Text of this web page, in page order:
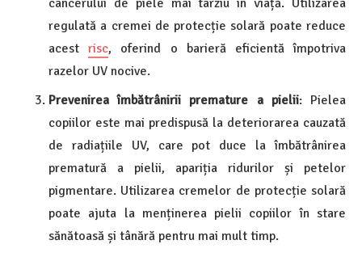
regulată a cremei de protecție solară poate reduce
acestrisc, oferind o barieră eficientă împotriva
razelor UV nocive.
Prevenirea îmbătrânirii premature a pielii: Pielea
copiilor este mai predispusă la deteriorarea cauzată
de radiațiile UV, care pot duce la îmbătrânirea
prematură a pielii, apariția ridurilor și petelor
pigmentare. Utilizarea cremelor de protecție solară
poate ajuta la menținerea pielii copiilor în stare
sănătoasă și tânără pentru mai mult timp.